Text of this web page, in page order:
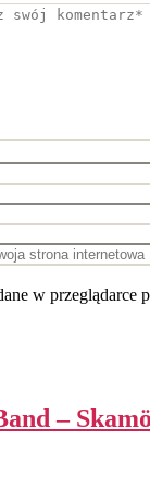
w przeglądarce
–